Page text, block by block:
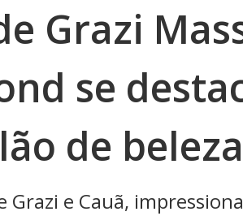
Grazi
se
de
Grazi e Cauã,